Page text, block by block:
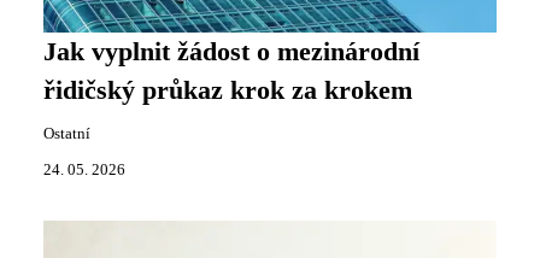
Jak vyplnit žádost o mezinárodní
řidičský průkaz krok za krokem
Ostatní
24. 05. 2026